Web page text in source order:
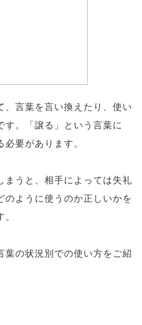
言葉を言い換えたり、使い
。「譲る」という言葉に
要があります。
まうと、相手によっては失礼
のように使うのか正しいかを
葉の状況別での使い方をご紹